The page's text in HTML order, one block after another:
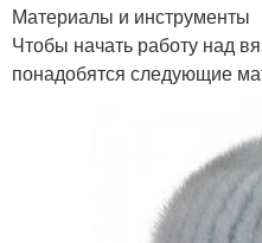
Материалы и инструменты
Чтобы начать работу над
понадобятся следующие